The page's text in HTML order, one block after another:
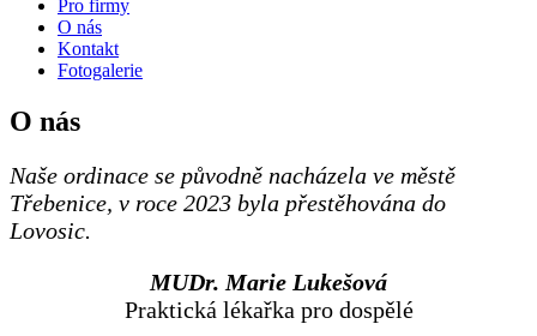
Pro firmy
O nás
Kontakt
Fotogalerie
O nás
Naše ordinace se původně nacházela ve městě
Třebenice, v roce 2023 byla přestěhována do
Lovosic.
MUDr. Marie Lukešová
Praktická lékařka pro dospělé